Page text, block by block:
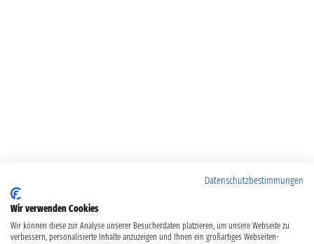
Datenschutzbestimmungen
Wir verwenden Cookies
Wir können diese zur Analyse unserer Besucherdaten platzieren, um unsere Webseite zu
verbessern, personalisierte Inhalte anzuzeigen und Ihnen ein großartiges Webseiten-